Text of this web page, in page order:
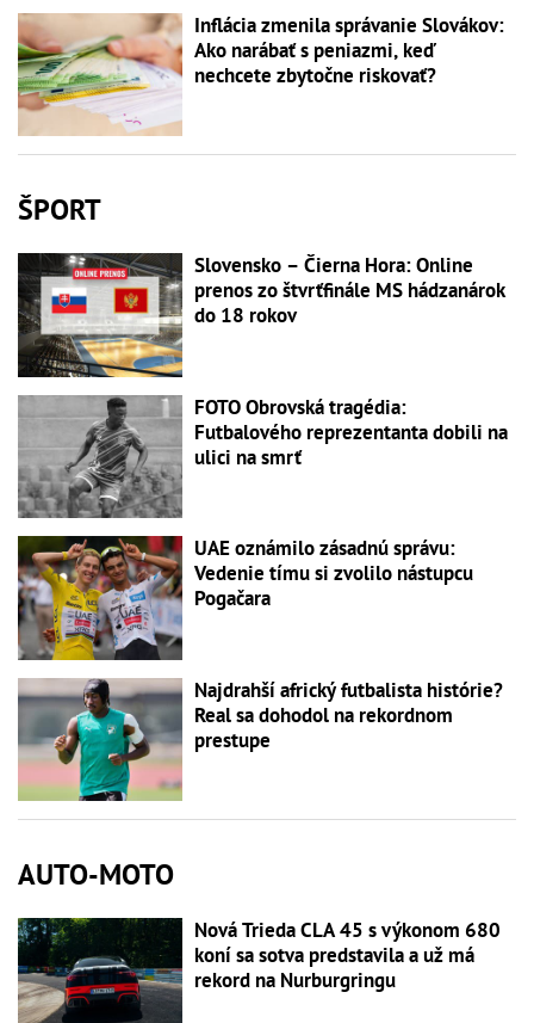
Inflácia zmenila správanie Slovákov:
Ako narábať s peniazmi, keď
nechcete zbytočne riskovať?
ŠPORT
Slovensko – Čierna Hora: Online
prenos zo štvrťfinále MS hádzanárok
do 18 rokov
FOTO Obrovská tragédia:
Futbalového reprezentanta dobili na
ulici na smrť
UAE oznámilo zásadnú správu:
Vedenie tímu si zvolilo nástupcu
Pogačara
Najdrahší africký futbalista histórie?
Real sa dohodol na rekordnom
prestupe
AUTO-MOTO
Nová Trieda CLA 45 s výkonom 680
koní sa sotva predstavila a už má
rekord na Nurburgringu